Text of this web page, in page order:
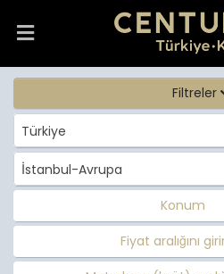
Filtreler
Türkiye
İstanbul-Avrupa
Konum
Fiyat aralığını